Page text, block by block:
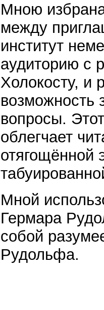
Мною
между
институт
аудиторию с
Холокосту, и
возможность
вопросы.
облегчает
отягощённой
Мной
Гермара
собой
Рудольфа.